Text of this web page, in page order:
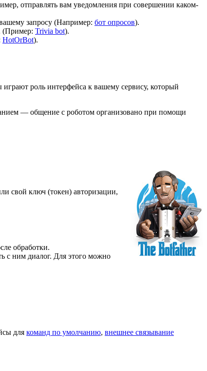
отправлять вам уведомления при совершении каком-
запросу (Например: бот опросов).
(Пример: Trivia bot).
HotOrBot).
роль интерфейса к вашему сервису, который
— общение с роботом организовано при помощи
свой ключ (токен) авторизации,
обработки.
с ним диалог. Для этого можно
для команд по умолчанию, внешнее связывание